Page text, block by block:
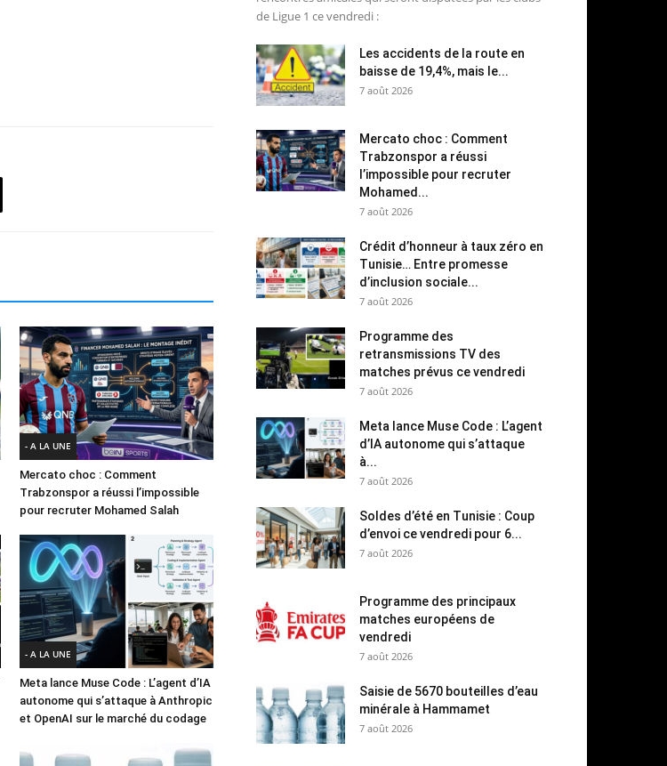
- A LA UNE
Mercato choc : Comment
Trabzonspor a réussi l’impossible
pour recruter Mohamed Salah
- A LA UNE
Meta lance Muse Code : L’agent d’IA
autonome qui s’attaque à Anthropic
et OpenAI sur le marché du codage
de Ligue 1 ce vendredi :
Les accidents de la route en
baisse de 19,4%, mais le...
7 août 2026
Mercato choc : Comment
Trabzonspor a réussi
l’impossible pour recruter
Mohamed...
7 août 2026
Crédit d’honneur à taux zéro en
Tunisie… Entre promesse
d’inclusion sociale...
7 août 2026
Programme des
retransmissions TV des
matches prévus ce vendredi
7 août 2026
Meta lance Muse Code : L’agent
d’IA autonome qui s’attaque
à...
7 août 2026
Soldes d’été en Tunisie : Coup
d’envoi ce vendredi pour 6...
7 août 2026
Programme des principaux
matches européens de
vendredi
7 août 2026
Saisie de 5670 bouteilles d’eau
minérale à Hammamet
7 août 2026